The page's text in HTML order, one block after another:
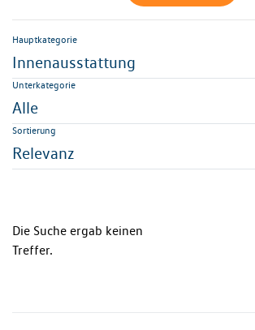
Hauptkategorie
Innenausstattung
Unterkategorie
Alle
Sortierung
Relevanz
Die Suche ergab keinen
Treffer.